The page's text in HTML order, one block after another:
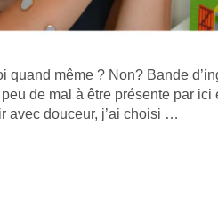
même ? Non? Bande
de mal à être présente par ici
avec douceur, j’ai choisi …